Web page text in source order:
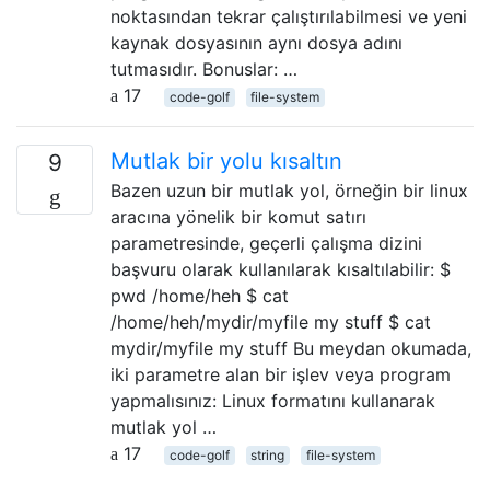
noktasından tekrar çalıştırılabilmesi ve yeni
kaynak dosyasının aynı dosya adını
tutmasıdır. Bonuslar: …
17
code-golf file-system
9 Mutlak bir yolu kısaltın
Bazen uzun bir mutlak yol, örneğin bir linux
aracına yönelik bir komut satırı
parametresinde, geçerli çalışma dizini
başvuru olarak kullanılarak kısaltılabilir: $
pwd /home/heh $ cat
/home/heh/mydir/myfile my stuff $ cat
mydir/myfile my stuff Bu meydan okumada,
iki parametre alan bir işlev veya program
yapmalısınız: Linux formatını kullanarak
mutlak yol …
17
code-golf string file-system